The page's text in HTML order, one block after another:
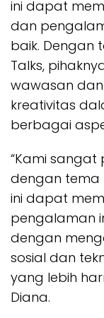
ini dapat
dan
baik. Dengan
Talks,
wawasan
kreativitas
berbagai
“Kami sangat
dengan tema
ini dapat
pengalaman
dengan
sosial dan
yang lebih
Diana.